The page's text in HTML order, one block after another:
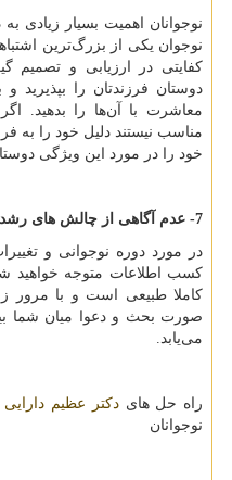
نوجوانان اهمیت بسیار زیادی
نوجوان یکی از بزرگ‌ترین
کفایتی در ارزیابی و تصمیم
دوستان فرزندتان را بپذیرید
معاشرت با آن‌ها را بدهید.
مناسب نیستند دلیل خود را به
خود را در مورد این ویژگی
7- عدم آگاهی از چالش های رشدی فرزندان
در مورد دوره نوجوانی و
کسب اطلاعات متوجه خواهید
کاملا طبیعی است و با مرور
صورت بحث و دعوا میان‌ شما
می‌یابد.
راه حل هایدکتر عظیم دارایی
نوجوانان